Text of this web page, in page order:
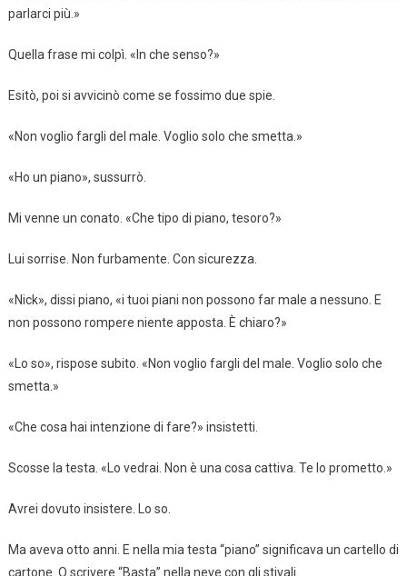
parlarci più.»
Quella frase mi colpì. «In che senso?»
Esitò, poi si avvicinò come se fossimo due spie.
«Non voglio fargli del male. Voglio solo che smetta.»
«Ho un piano», sussurrò.
Mi venne un conato. «Che tipo di piano, tesoro?»
Lui sorrise. Non furbamente. Con sicurezza.
«Nick», dissi piano, «i tuoi piani non possono far male a nessuno. E
non possono rompere niente apposta. È chiaro?»
«Lo so», rispose subito. «Non voglio fargli del male. Voglio solo che
smetta.»
«Che cosa hai intenzione di fare?» insistetti.
Scosse la testa. «Lo vedrai. Non è una cosa cattiva. Te lo prometto.»
Avrei dovuto insistere. Lo so.
Ma aveva otto anni. E nella mia testa “piano” significava un cartello di
cartone. O scrivere “Basta” nella neve con gli stivali.